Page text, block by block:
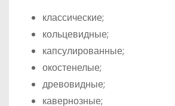
классические;
кольцевидные;
капсулированные;
окостенелые;
древовидные;
кавернозные;